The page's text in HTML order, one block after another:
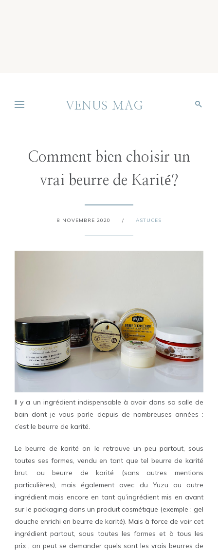
VENUS MAG
Comment bien choisir un
vrai beurre de Karité?
8 NOVEMBRE 2020 / ASTUCES
Il y a un ingrédient indispensable à avoir dans sa salle de
bain dont je vous parle depuis de nombreuses années :
c’est le beurre de karité.
Le beurre de karité on le retrouve un peu partout, sous
toutes ses formes, vendu en tant que tel beurre de karité
brut, ou beurre de karité (sans autres mentions
particulières), mais également avec du Yuzu ou autre
ingrédient mais encore en tant qu’ingrédient mis en avant
sur le packaging dans un produit cosmétique (exemple : gel
douche enrichi en beurre de karité). Mais à force de voir cet
ingrédient partout, sous toutes les formes et à tous les
prix ; on peut se demander quels sont les vrais beurres de